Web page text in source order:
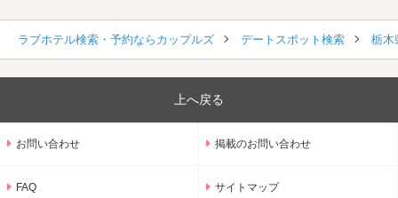
ラブホテル検索・予約ならカップルズ デートスポット検索 栃木
上へ戻る
お問い合わせ 掲載のお問い合わせ
FAQ サイトマップ